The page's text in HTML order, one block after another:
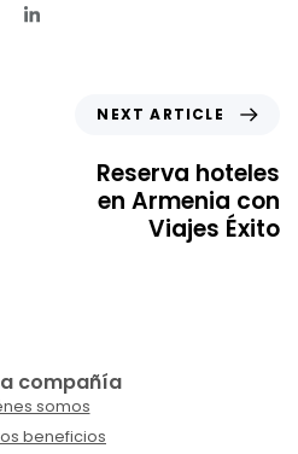
NEXT ARTICLE
Reserva hoteles
en Armenia con
Viajes Éxito
compañía
somos
beneficios